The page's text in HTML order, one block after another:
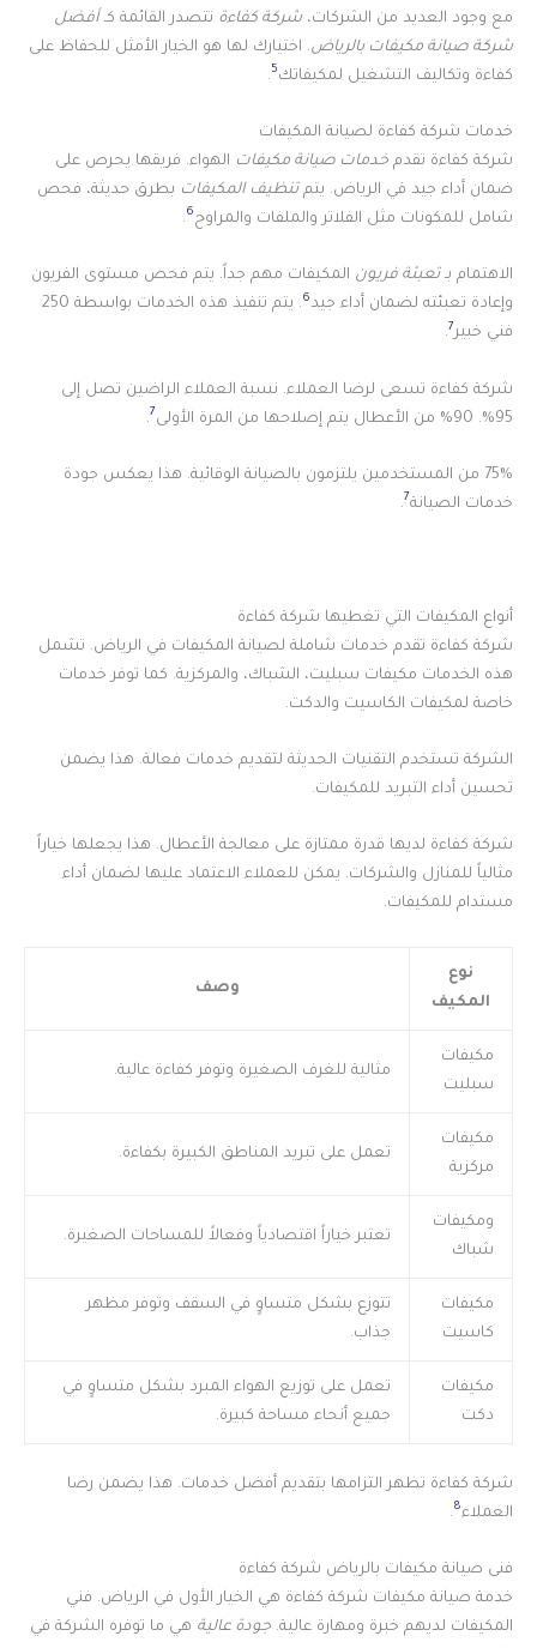
مع وجود العديد من الشركات، شركة كفاءة تتصدر القائمة كـ أفضل
شركة صيانة مكيفات بالرياض. اختيارك لها هو الخيار الأمثل للحفاظ على
كفاءة وتكاليف التشغيل لمكيفاتك5
.
خدمات شركة كفاءة لصيانة المكيفات
شركة كفاءة تقدم خدمات صيانة مكيفات الهواء. فريقها يحرص على
ضمان أداء جيد في الرياض. يتمتنظيف المكيفات بطرق حديثة، فحص
شامل للمكونات مثل الفلاتر والملفات والمراوح6
.
الاهتمام بـتعبئة فريون المكيفات مهم جداً. يتم فحص مستوى الفريون
وإعادة تعبئته لضمان أداء جيد6
. يتم تنفيذ هذه الخدمات بواسطة 250
فني خبير7
.
شركة كفاءة تسعى لرضا العملاء. نسبة العملاء الراضين تصل إلى
95%. 90% من الأعطال يتم إصلاحها من المرة الأولى
7
.
75% من المستخدمين يلتزمون بالصيانة الوقائية. هذا يعكس جودة
خدمات الصيانة7
.
أنواع المكيفات التي تغطيها شركة كفاءة
شركة كفاءة تقدم خدمات شاملة لصيانة المكيفات في الرياض. تشمل
هذه الخدمات مكيفات سبليت، الشباك، والمركزية. كما توفر خدمات
خاصة لمكيفات الكاسيت والدكت.
الشركة تستخدم التقنيات الحديثة لتقديم خدمات فعالة. هذا يضمن
تحسين أداء التبريد للمكيفات.
شركة كفاءة لديها قدرة ممتازة على معالجة الأعطال. هذا يجعلها خياراً
مثالياً للمنازل والشركات. يمكن للعملاء الاعتماد عليها لضمان أداء
مستدام للمكيفات.
نوع
المكيف
وصف
مكيفات
سبليت
مثالية للغرف الصغيرة وتوفر كفاءة عالية.
مكيفات
مركزية
تعمل على تبريد المناطق الكبيرة بكفاءة.
ومكيفات
شباك
تعتبر خياراً اقتصادياً وفعالاً للمساحات الصغيرة.
مكيفات
كاسيت
تتوزع بشكل متساوٍ في السقف وتوفر مظهر
جذاب.
مكيفات
دكت
تعمل على توزيع الهواء المبرد بشكل متساوٍ في
جميع أنحاء مساحة كبيرة.
شركة كفاءة تظهر التزامها بتقديم أفضل خدمات. هذا يضمن رضا
العملاء8
.
فنى صيانة مكيفات بالرياض شركة كفاءة
خدمة صيانة مكيفات شركة كفاءة هي الخيار الأول في الرياض. فني
المكيفات لديهم خبرة ومهارة عالية. جودة عالية هي ما توفره الشركة في